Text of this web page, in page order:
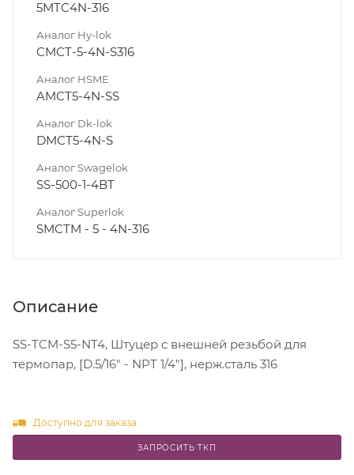
5MTC4N-316
Аналог Hy-lok
CMCT-5-4N-S316
Аналог HSME
AMCT5-4N-SS
Аналог Dk-lok
DMCT5-4N-S
Аналог Swagelok
SS-500-1-4BT
Аналог Superlok
SMCTM - 5 - 4N-316
Описание
SS-TCM-S5-NT4, Штуцер с внешней резьбой для
термопар, [D.5/16" - NPT 1/4"], нерж.сталь 316
Доступно для заказа
ЗАПРОСИТЬ ТКП